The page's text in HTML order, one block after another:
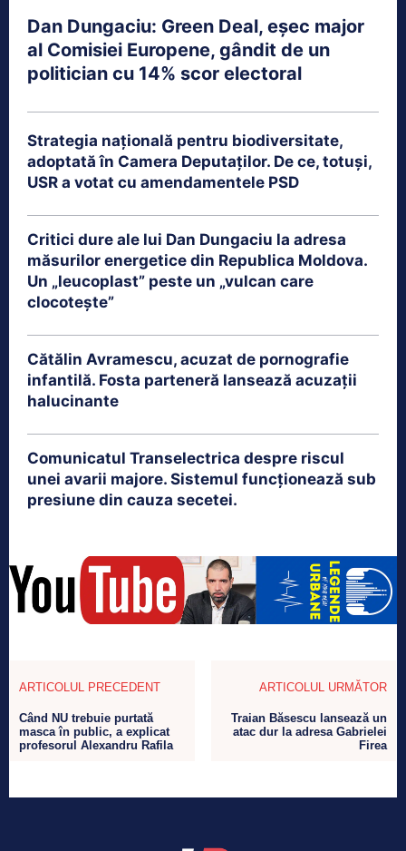
Dan Dungaciu: Green Deal, eșec major
al Comisiei Europene, gândit de un
politician cu 14% scor electoral
Strategia națională pentru biodiversitate,
adoptată în Camera Deputaților. De ce, totuși,
USR a votat cu amendamentele PSD
Critici dure ale lui Dan Dungaciu la adresa
măsurilor energetice din Republica Moldova.
Un „leucoplast” peste un „vulcan care
clocotește”
Cătălin Avramescu, acuzat de pornografie
infantilă. Fosta parteneră lansează acuzații
halucinante
Comunicatul Transelectrica despre riscul
unei avarii majore. Sistemul funcționează sub
presiune din cauza secetei.
ARTICOLUL PRECEDENT
Când NU trebuie purtată
masca în public, a explicat
profesorul Alexandru Rafila
ARTICOLUL URMĂTOR
Traian Băsescu lansează un
atac dur la adresa Gabrielei
Firea